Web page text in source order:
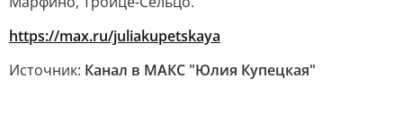
https://max.ru/juliakupetskaya
Источник: Канал в МАКС "Юлия Купецкая"